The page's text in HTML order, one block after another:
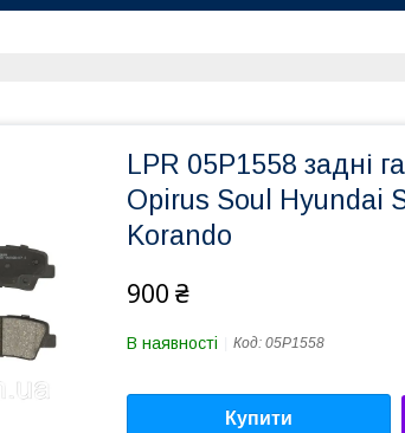
LPR 05P1558 задні
Opirus Soul Hyundai
Korando
900 ₴
В наявності Код: 05P1558
Купити